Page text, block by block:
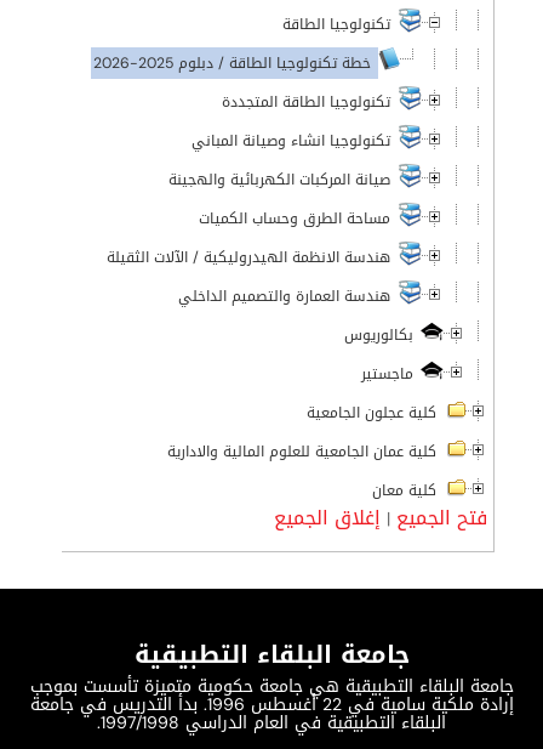
تكنولوجيا الطاقة
خطة تكنولوجيا الطاقة / دبلوم 2025-2026
تكنولوجيا الطاقة المتجددة
تكنولوجيا انشاء وصيانة المباني
صيانة المركبات الكهربائية والهجينة
مساحة الطرق وحساب الكميات
هندسة الانظمة الهيدروليكية / الآلات الثقيلة
هندسة العمارة والتصميم الداخلي
بكالوريوس
ماجستير
كلية عجلون الجامعية
كلية عمان الجامعية للعلوم المالية والادارية
كلية معان
فتح الجميع | إغلاق الجميع
جامعة البلقاء التطبيقية
جامعة البلقاء التطبيقية هي جامعة حكومية متميزة تأسست بموجب
إرادة ملكية سامية في 22 أغسطس 1996. بدأ التدريس في جامعة
البلقاء التطبيقية في العام الدراسي 1997/1998.